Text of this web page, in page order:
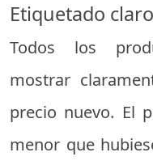
Etiquetado
Todos los
mostrar
precio nuevo. El
menor que